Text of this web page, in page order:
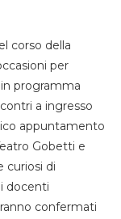
corso della
per
programma
a ingresso
appuntamento
Gobetti e
curiosi di
docenti
confermati